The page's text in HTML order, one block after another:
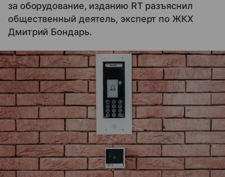
за оборудование, изданию RT разъяснил
общественный деятель, эксперт по ЖКХ
Дмитрий Бондарь.